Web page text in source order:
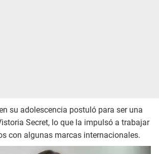
su adolescencia postuló para ser una
Secret, lo que la impulsó a trabajar
con algunas marcas internacionales.